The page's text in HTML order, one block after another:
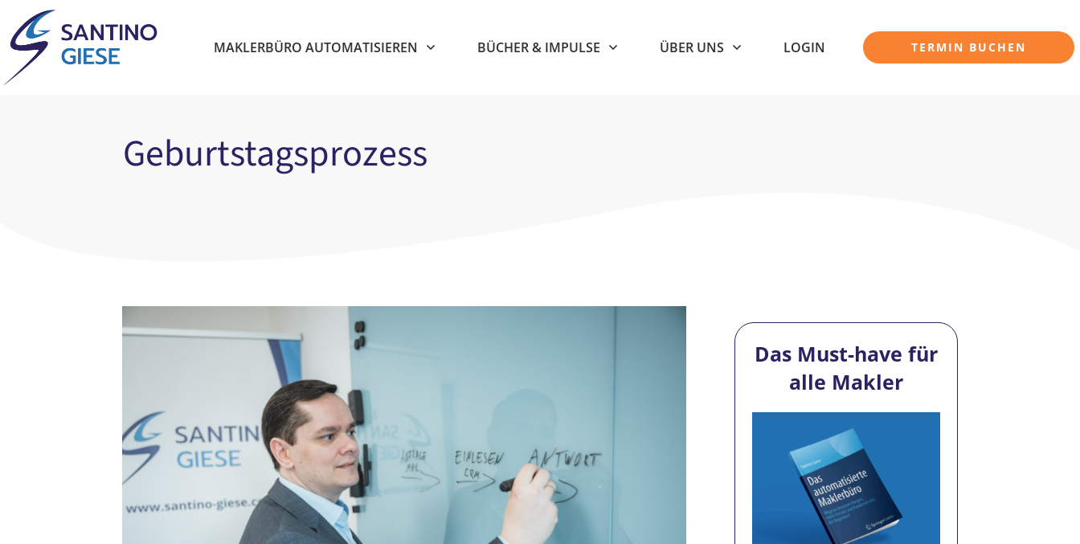
MAKLERBÜRO AUTOMATISIEREN BÜCHER & IMPULSE ÜBER UNS LOGIN TERMIN BUCHEN
Geburtstagsprozess
Das Must-have für
alle Makler